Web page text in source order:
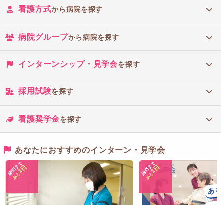
看護方式から病院を探す
病院グループから病院を探す
インターンシップ・見学会を探す
採用試験を探す
看護奨学金を探す
あなたにおすすめのインターン・見学会
締切まで
あと
1日 締切まで
あと
1日